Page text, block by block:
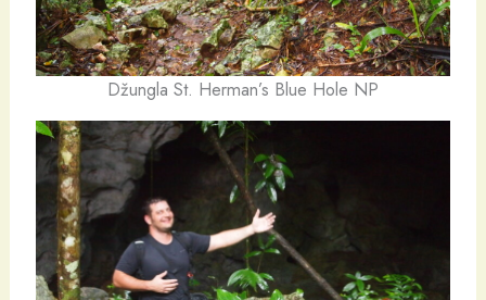
Džungla St. Herman’s Blue Hole NP